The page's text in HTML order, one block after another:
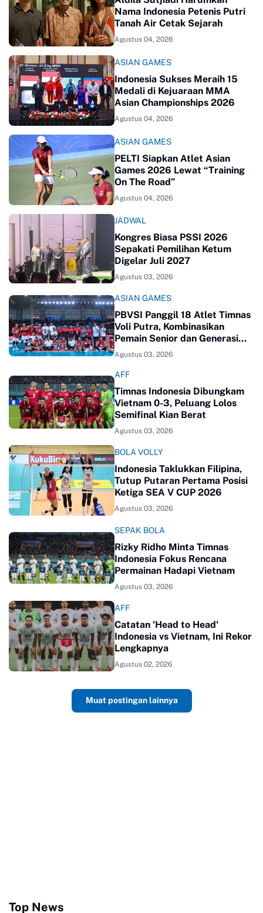
Nama Indonesia Petenis Putri
Tanah Air Cetak Sejarah
Agustus 04, 2026
ASIAN GAMES
Indonesia Sukses Meraih 15
Medali di Kejuaraan MMA
Asian Championships 2026
Agustus 04, 2026
ASIAN GAMES
PELTI Siapkan Atlet Asian
Games 2026 Lewat “Training
On The Road”
Agustus 04, 2026
JADWAL
Kongres Biasa PSSI 2026
Sepakati Pemilihan Ketum
Digelar Juli 2027
Agustus 03, 2026
ASIAN GAMES
PBVSI Panggil 18 Atlet Timnas
Voli Putra, Kombinasikan
Pemain Senior dan Generasi
Baru
Agustus 03, 2026
AFF
Timnas Indonesia Dibungkam
Vietnam 0-3, Peluang Lolos
Semifinal Kian Berat
Agustus 03, 2026
BOLA VOLLY
Indonesia Taklukkan Filipina,
Tutup Putaran Pertama Posisi
Ketiga SEA V CUP 2026
Agustus 03, 2026
SEPAK BOLA
Rizky Ridho Minta Timnas
Indonesia Fokus Rencana
Permainan Hadapi Vietnam
Agustus 03, 2026
AFF
Catatan 'Head to Head'
Indonesia vs Vietnam, Ini Rekor
Lengkapnya
Agustus 02, 2026
Muat postingan lainnya
Top News